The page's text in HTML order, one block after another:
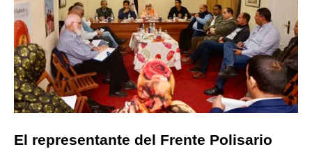
El representante del Frente Polisario